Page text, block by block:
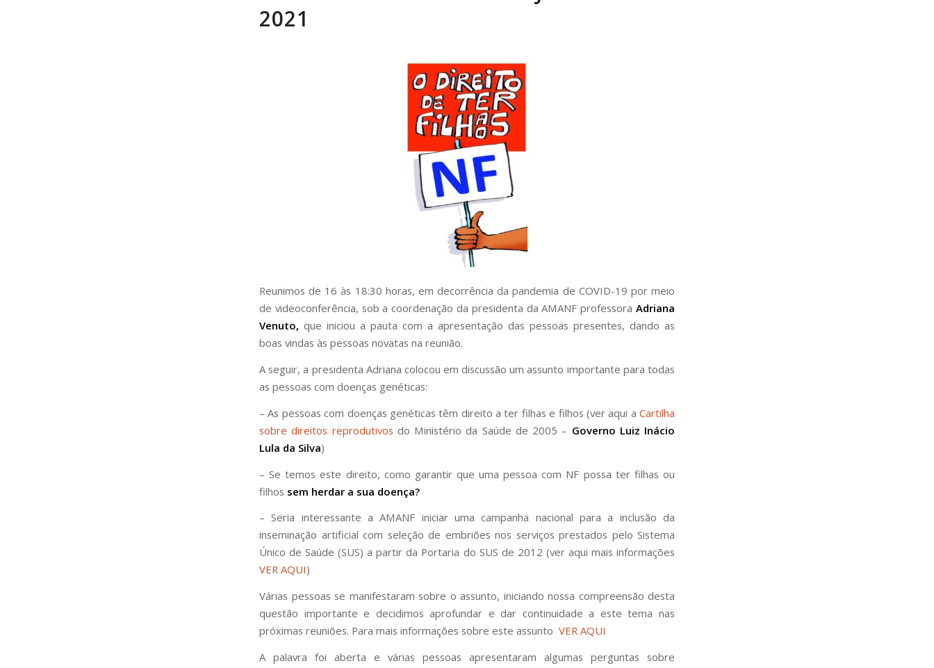
2021
Reunimos de 16 às 18:30 horas, em decorrência da pandemia de COVID-19 por meio
de videoconferência, sob a coordenação da presidenta da AMANF professora Adriana
Venuto, que iniciou a pauta com a apresentação das pessoas presentes, dando as
boas vindas às pessoas novatas na reunião.
A seguir, a presidenta Adriana colocou em discussão um assunto importante para todas
as pessoas com doenças genéticas:
– As pessoas com doenças genéticas têm direito a ter filhas e filhos (ver aqui a Cartilha
sobre direitos reprodutivos do Ministério da Saúde de 2005 – Governo Luiz Inácio
Lula da Silva)
– Se temos este direito, como garantir que uma pessoa com NF possa ter filhas ou
filhos sem herdar a sua doença?
– Seria interessante a AMANF iniciar uma campanha nacional para a inclusão da
inseminação artificial com seleção de embriões nos serviços prestados pelo Sistema
Único de Saúde (SUS) a partir da Portaria do SUS de 2012 (ver aqui mais informações
VER AQUI)
Várias pessoas se manifestaram sobre o assunto, iniciando nossa compreensão desta
questão importante e decidimos aprofundar e dar continuidade a este tema nas
próximas reuniões. Para mais informações sobre este assunto VER AQUI
A palavra foi aberta e várias pessoas apresentaram algumas perguntas sobre